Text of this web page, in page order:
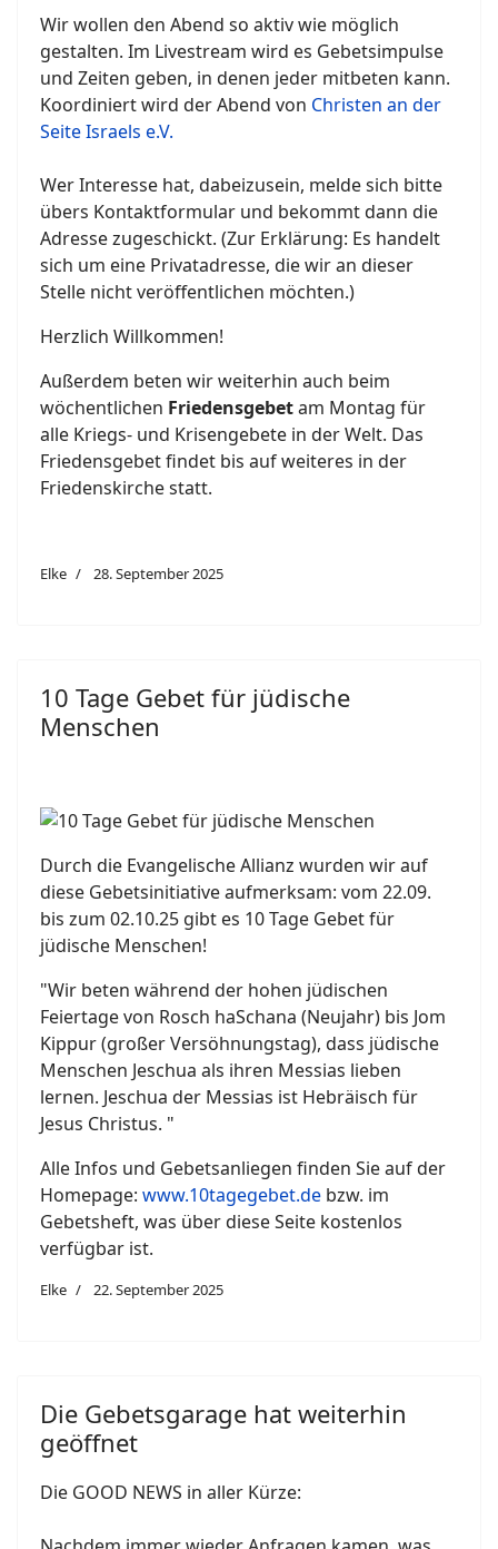
Wir wollen den Abend so aktiv wie möglich
gestalten. Im Livestream wird es Gebetsimpulse
und Zeiten geben, in denen jeder mitbeten kann.
Koordiniert wird der Abend von Christen an der
Seite Israels e.V.
Wer Interesse hat, dabeizusein, melde sich bitte
übers Kontaktformular und bekommt dann die
Adresse zugeschickt. (Zur Erklärung: Es handelt
sich um eine Privatadresse, die wir an dieser
Stelle nicht veröffentlichen möchten.)
Herzlich Willkommen!
Außerdem beten wir weiterhin auch beim
wöchentlichen Friedensgebetam Montag für
alle Kriegs- und Krisengebete in der Welt. Das
Friedensgebet findet bis auf weiteres in der
Friedenskirche statt.
Elke 28. September 2025
10 Tage Gebet für jüdische
Menschen
Durch die Evangelische Allianz wurden wir auf
diese Gebetsinitiative aufmerksam: vom 22.09.
bis zum 02.10.25 gibt es 10 Tage Gebet für
jüdische Menschen!
"Wir beten während der hohen jüdischen
Feiertage von Rosch haSchana (Neujahr) bis Jom
Kippur (großer Versöhnungstag), dass jüdische
Menschen Jeschua als ihren Messias lieben
lernen. Jeschua der Messias ist Hebräisch für
Jesus Christus. "
Alle Infos und Gebetsanliegen finden Sie auf der
Homepage: www.10tagegebet.de bzw. im
Gebetsheft, was über diese Seite kostenlos
verfügbar ist.
Elke 22. September 2025
Die Gebetsgarage hat weiterhin
geöffnet
Die GOOD NEWS in aller Kürze: